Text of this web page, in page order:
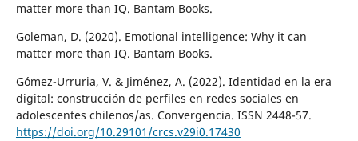
matter more than IQ. Bantam Books.
Goleman, D. (2020). Emotional intelligence: Why it can
matter more than IQ. Bantam Books.
Gómez-Urruria, V. & Jiménez, A. (2022). Identidad en la era
digital: construcción de perfiles en redes sociales en
adolescentes chilenos/as. Convergencia. ISSN 2448-57.
https://doi.org/10.29101/crcs.v29i0.17430